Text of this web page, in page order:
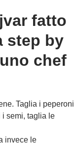
fatto
step by
chef
Taglia i peperoni
i semi, taglia le
invece le